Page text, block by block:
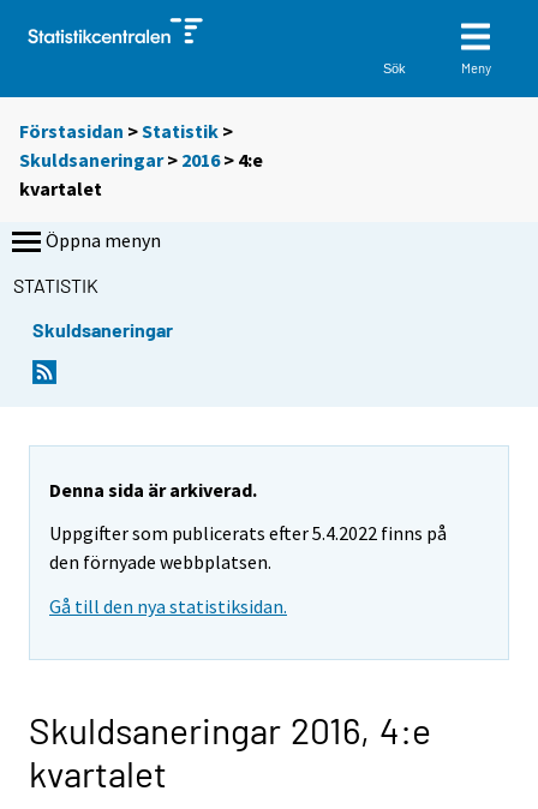
Sök Meny
Förstasidan >Statistik >
Skuldsaneringar> 2016> 4:e
kvartalet
Öppna menyn
STATISTIK
Skuldsaneringar
Denna sida är arkiverad.
Uppgifter som publicerats efter 5.4.2022 finns på
den förnyade webbplatsen.
Gå till den nya statistiksidan.
Skuldsaneringar 2016, 4:e
kvartalet